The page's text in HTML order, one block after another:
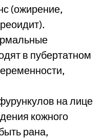
(ожирение,
в пубертатном
на лице
кожного
рана,